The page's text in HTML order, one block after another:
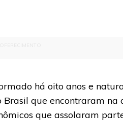
há oito anos e
Brasil que encontraram
que assolaram